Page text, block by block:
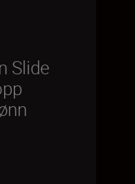
Slide